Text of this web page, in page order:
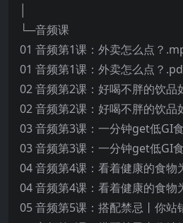
└─音频课
01 音频第1课：外卖怎么点？
01 音频第1课：外卖怎么点？
02 音频第2课：好喝不胖的饮品
02 音频第2课：好喝不胖的饮品
03 音频第3课：一分钟get低GI
03 音频第3课：一分钟get低GI
04 音频第4课：看着健康的食
04 音频第4课：看着健康的食
05 音频第5课：搭配禁忌丨你站